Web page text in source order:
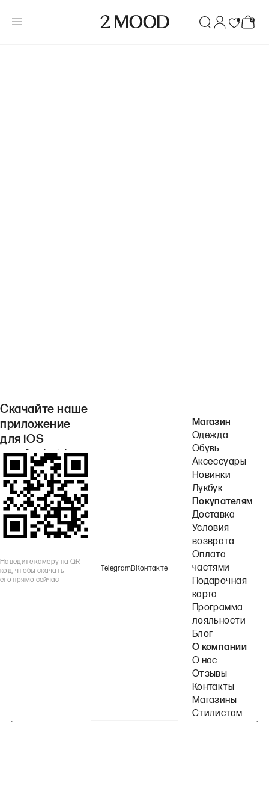
Скачайте наше
приложение
для iOS
или Android.
Наведите камеру на QR-
код, чтобы скачать
его прямо сейчас
TelegramВКонтакте
Магазин
Одежда
Обувь
Аксессуары
Новинки
Лукбук
Покупателям
Доставка
Условия
возврата
Оплата
частями
Подарочная
карта
Программа
лояльности
Блог
О компании
О нас
Отзывы
Контакты
Магазины
Стилистам